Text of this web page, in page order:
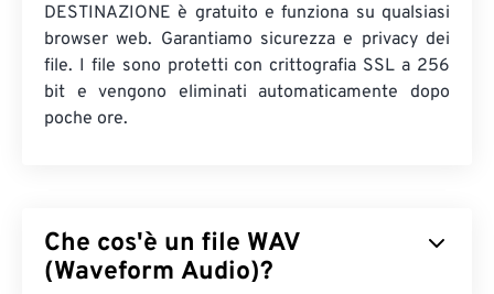
DESTINAZIONE è gratuito e funziona su qualsiasi
browser web. Garantiamo sicurezza e privacy dei
file. I file sono protetti con crittografia SSL a 256
bit e vengono eliminati automaticamente dopo
poche ore.
Che cos'è un file WAV
(Waveform Audio)?